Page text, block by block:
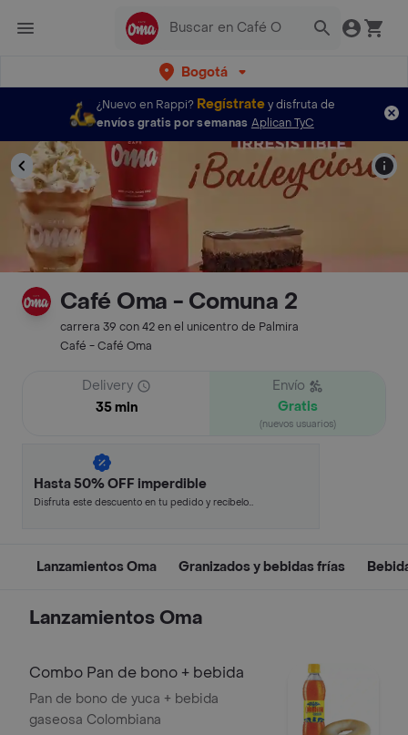
Bogotá
¿Nuevo en Rappi? Regístratey disfruta de
envíos gratis por semanas Aplican TyC
Café Oma - Comuna 2
carrera 39 con 42 en el unicentro de Palmira
Café - Café Oma
Delivery
35 min
Envío
Gratis
(nuevos usuarios)
Hasta 50% OFF imperdible
Disfruta este descuento en tu pedido y recíbelo
Lanzamientos Oma Granizados y bebidas frías
Lanzamientos Oma
Combo Pan de bono + bebida
Pan de bono de yuca + bebida
gaseosa Colombiana